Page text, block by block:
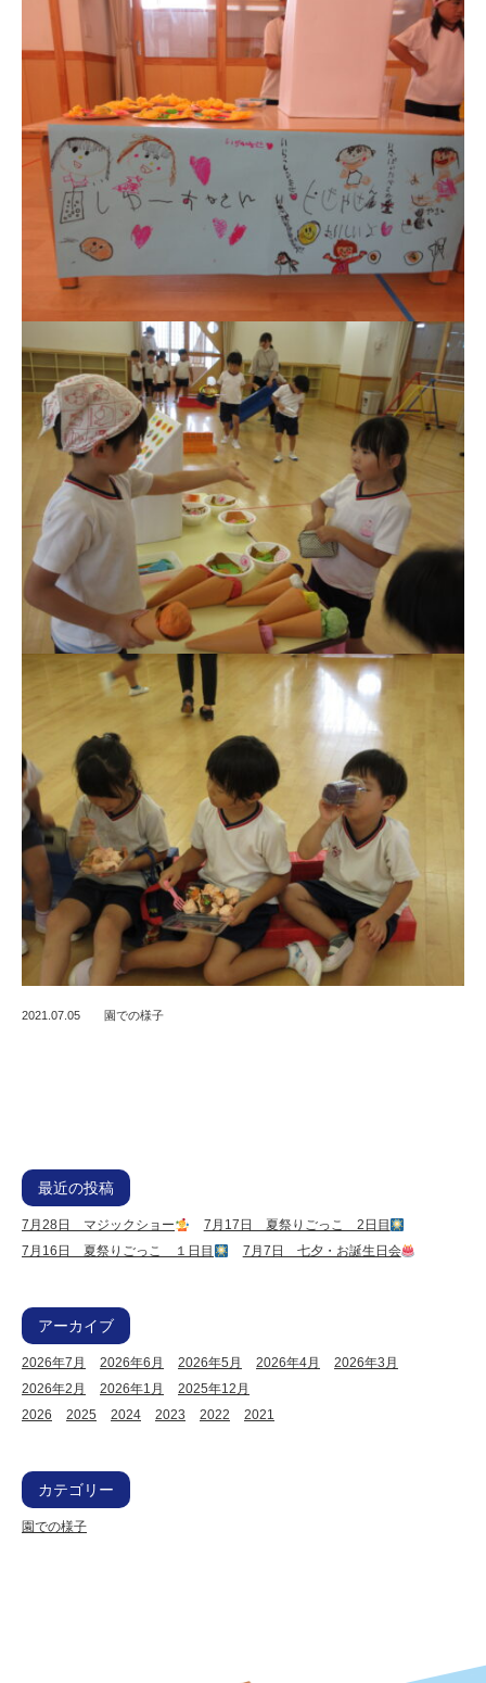
2021.07.05 園での様子
最近の投稿
7月28日 マジックショー
7月17日 夏祭りごっこ 2日目
7月16日 夏祭りごっこ １日目
7月7日 七夕・お誕生日会
アーカイブ
2026年7月 2026年6月 2026年5月 2026年4月
2026年3月
2026年2月
2026年1月
2025年12月
2026
2025 2024 2023 2022 2021
カテゴリー
園での様子